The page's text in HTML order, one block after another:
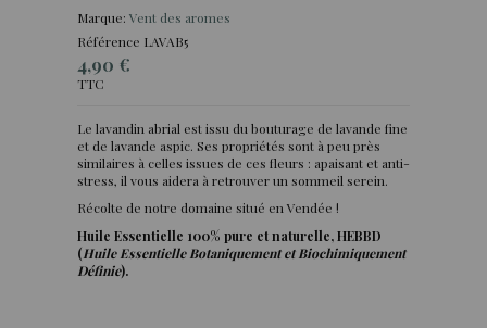
Marque: Vent des aromes
Référence LAVAB5
4,90 €
TTC
Le lavandin abrial est issu du bouturage de lavande fine
et de lavande aspic. Ses propriétés sont à peu près
similaires à celles issues de ces fleurs : apaisant et anti-
stress, il vous aidera à retrouver un sommeil serein.
Récolte de notre domaine situé en Vendée !
Huile Essentielle 100% pure et naturelle, HEBBD
(Huile Essentielle Botaniquement et Biochimiquement
Définie).